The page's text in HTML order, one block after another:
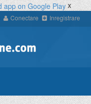
x
Conectare Inregistrare